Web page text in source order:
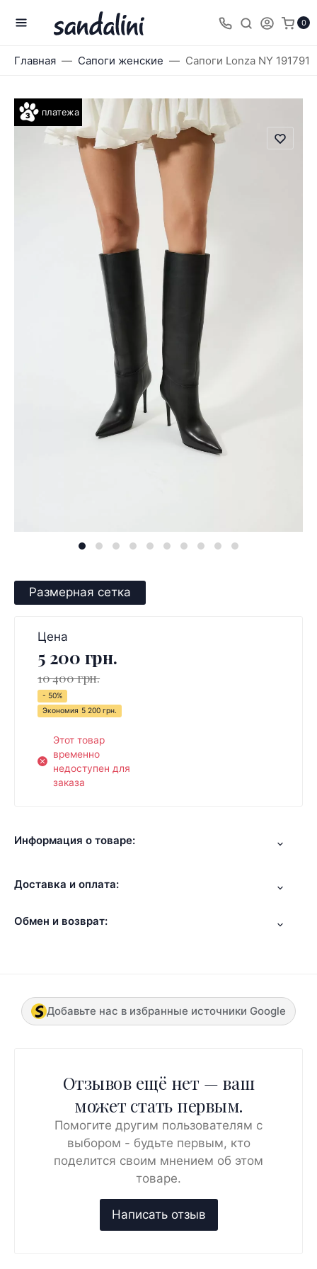
0
Главная Сапоги женские Сапоги Lonza NY 191791
платежа
Размерная сетка
Цена
5 200 грн.
10 400 грн.
- 50%
Экономия 5 200 грн.
Этот товар
временно
недоступен для
заказа
Информация о товаре:
Доставка и оплата:
Обмен и возврат:
Добавьте нас в избранные источники Google
Отзывов ещё нет — ваш
может стать первым.
Помогите другим пользователям с
выбором - будьте первым, кто
поделится своим мнением об этом
товаре.